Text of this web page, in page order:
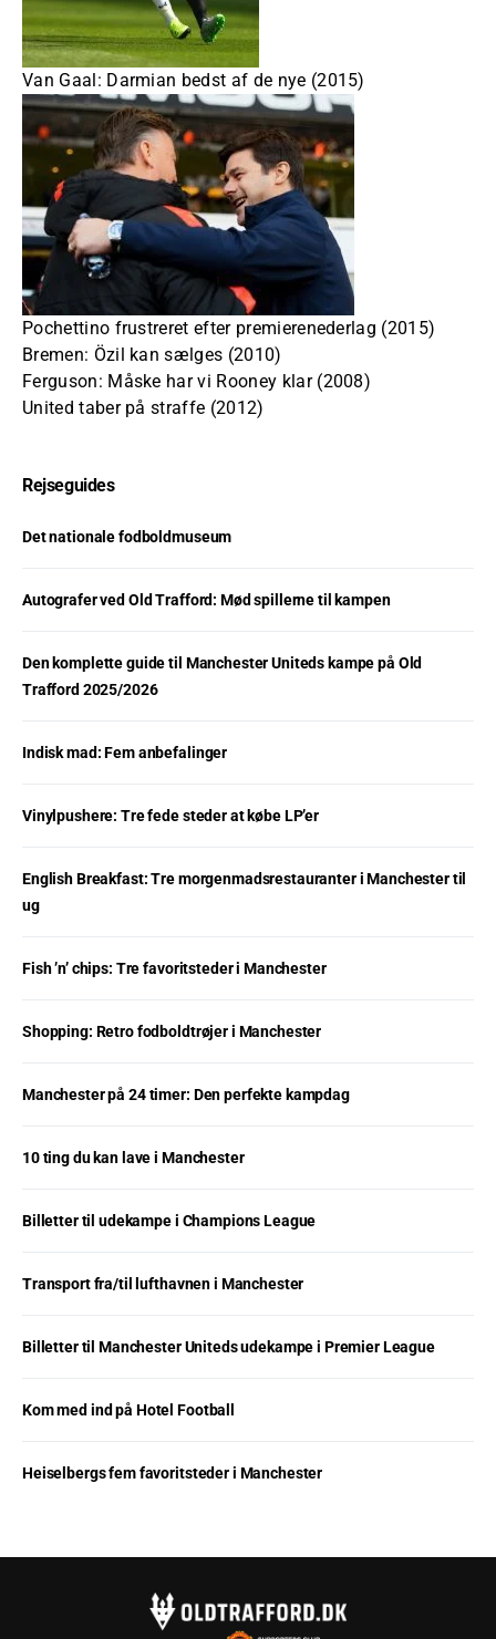
Van Gaal: Darmian bedst af de nye (2015)
Pochettino frustreret efter premierenederlag (2015)
Bremen: Özil kan sælges (2010)
Ferguson: Måske har vi Rooney klar (2008)
United taber på straffe (2012)
Rejseguides
Det nationale fodboldmuseum
Autografer ved Old Trafford: Mød spillerne til kampen
Den komplette guide til Manchester Uniteds kampe på Old
Trafford 2025/2026
Indisk mad: Fem anbefalinger
Vinylpushere: Tre fede steder at købe LP’er
English Breakfast: Tre morgenmadsrestauranter i Manchester til
ug
Fish ’n’ chips: Tre favoritsteder i Manchester
Shopping: Retro fodboldtrøjer i Manchester
Manchester på 24 timer: Den perfekte kampdag
10 ting du kan lave i Manchester
Billetter til udekampe i Champions League
Transport fra/til lufthavnen i Manchester
Billetter til Manchester Uniteds udekampe i Premier League
Kom med ind på Hotel Football
Heiselbergs fem favoritsteder i Manchester